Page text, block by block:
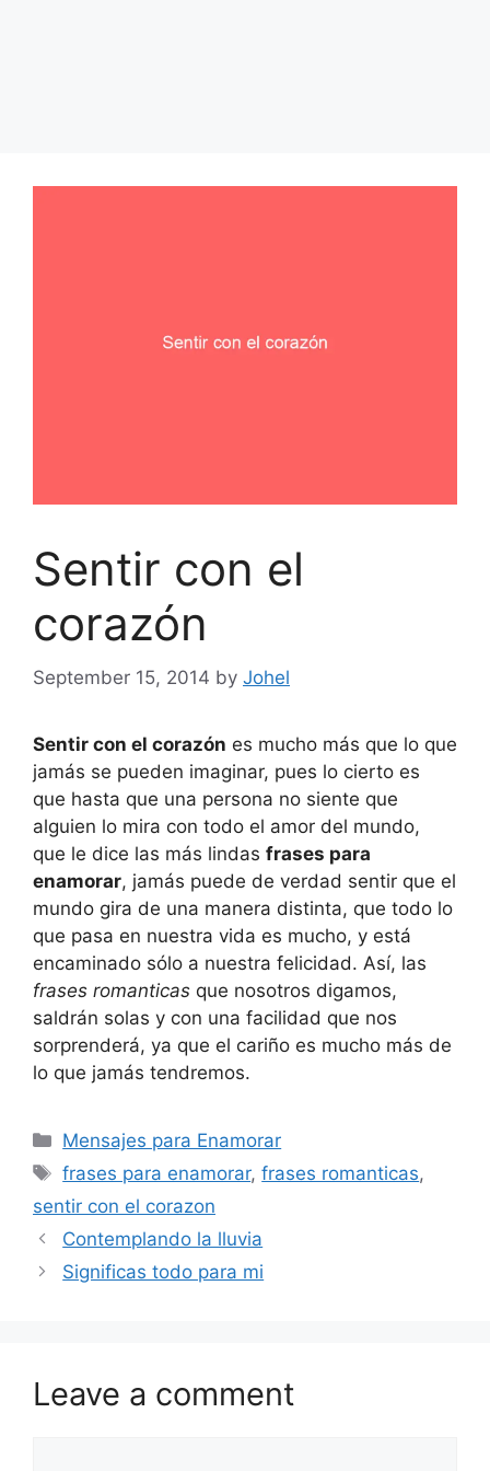
Sentir con el
corazón
September 15, 2014 by Johel
Sentir con el corazón es mucho más que lo que
jamás se pueden imaginar, pues lo cierto es
que hasta que una persona no siente que
alguien lo mira con todo el amor del mundo,
que le dice las más lindas frases para
enamorar, jamás puede de verdad sentir que el
mundo gira de una manera distinta, que todo lo
que pasa en nuestra vida es mucho, y está
encaminado sólo a nuestra felicidad. Así, las
frases romanticas que nosotros digamos,
saldrán solas y con una facilidad que nos
sorprenderá, ya que el cariño es mucho más de
lo que jamás tendremos.
Categories
Mensajes para Enamorar
Tags
frases para enamorar,frases romanticas,
sentir con el corazon
Contemplando la lluvia
Significas todo para mi
Leave a comment